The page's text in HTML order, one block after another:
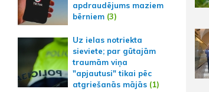
apdraudējums maziem
bērniem(3)
Uz ielas notriekta
sieviete; par gūtajām
traumām viņa
"apjautusi" tikai pēc
atgriešanās mājās(1)